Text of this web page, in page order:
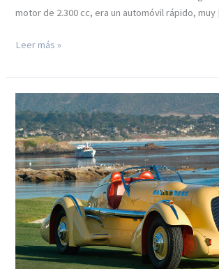
motor de 2.300 cc, era un automóvil rápido,
1935
Romeo
6c
Aerodinamica
Spider
«Aerospider»
Leer más »